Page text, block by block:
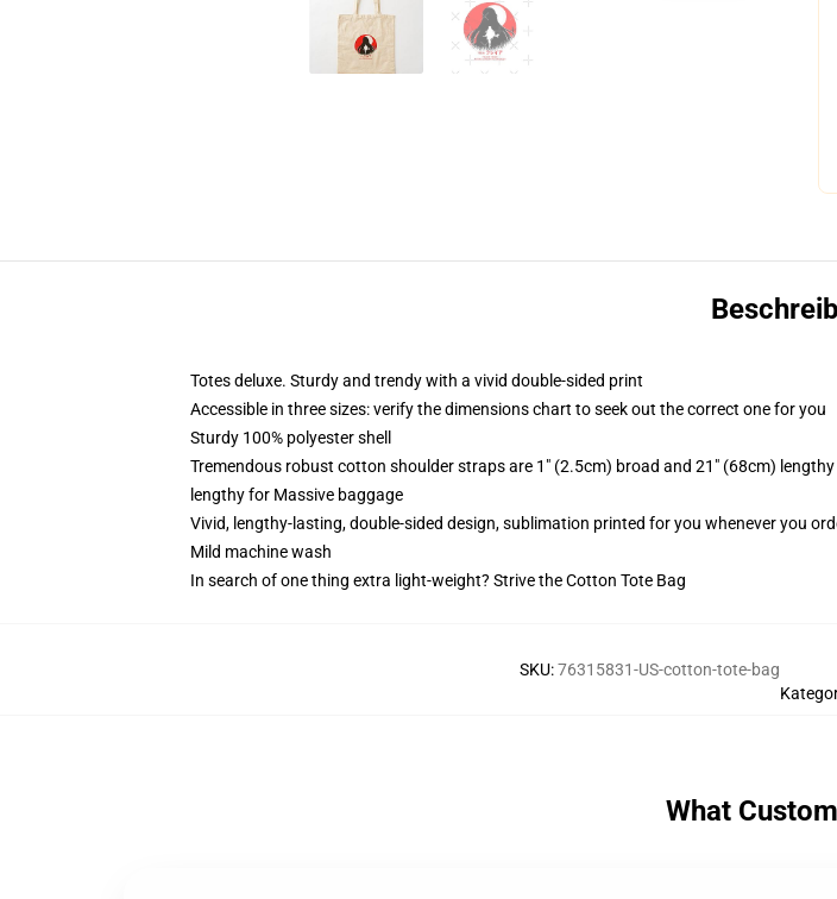
Totes deluxe. Sturdy and trendy with a vivid double-sided print
Accessible in three sizes: verify the dimensions chart to seek out the correct one for you
Sturdy 100% polyester shell
Tremendous robust cotton shoulder straps are 1" (2.5cm) broad and 21" (68cm)
lengthy for Massive baggage
Vivid, lengthy-lasting, double-sided design, sublimation printed for you whenever you
Mild machine wash
In search of one thing extra light-weight? Strive the Cotton Tote Bag
SKU:76315831-US-cotton-tote-bag
What